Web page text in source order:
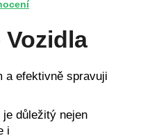
Vozidla
a efektivně spravuji
důležitý nejen
i